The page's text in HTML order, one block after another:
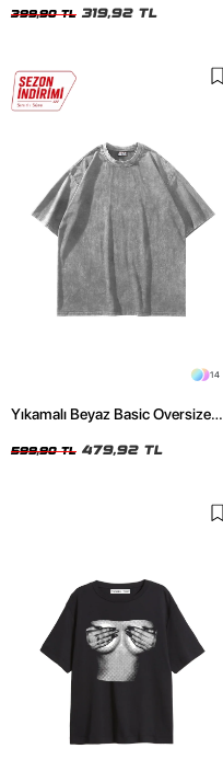
399,90 TL 319,92 TL
14
Yıkamalı Beyaz Basic Oversize
599,90 TL 479,92 TL